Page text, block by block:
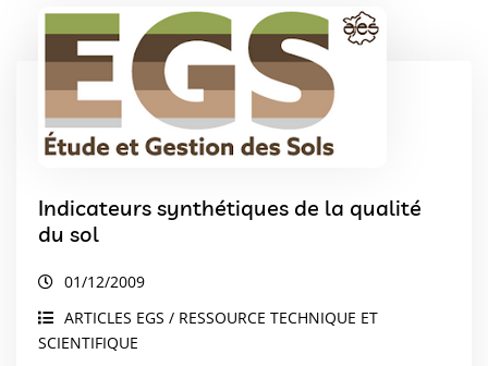
Indicateurs synthétiques de la qualité
du sol
01/12/2009
ARTICLES EGS / RESSOURCE TECHNIQUE ET
SCIENTIFIQUE